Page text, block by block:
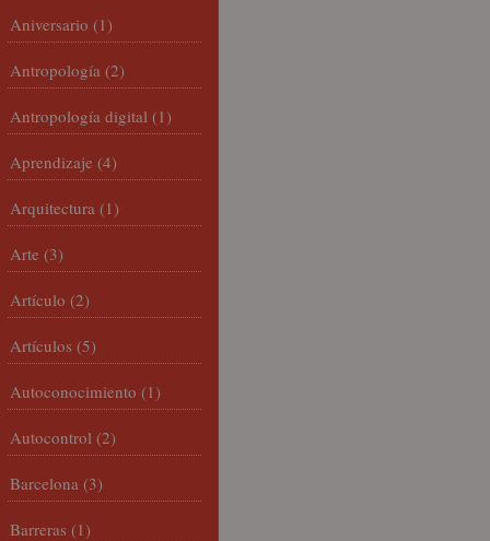
Aniversario (1)
Antropología (2)
Antropología digital (1)
Aprendizaje (4)
Arquitectura (1)
Arte (3)
Artículo (2)
Artículos (5)
Autoconocimiento (1)
Autocontrol (2)
Barcelona (3)
Barreras (1)